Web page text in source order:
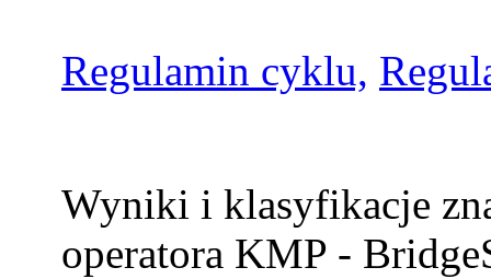
Regulamin cyklu,
Wyniki i klasyfikacje
operatora KMP -